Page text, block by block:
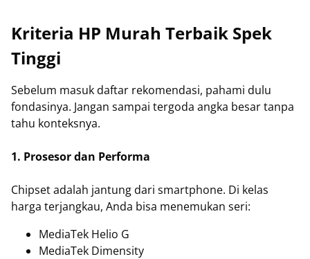
Kriteria HP Murah Terbaik Spek
Tinggi
Sebelum masuk daftar rekomendasi, pahami dulu
fondasinya. Jangan sampai tergoda angka besar tanpa
tahu konteksnya.
1. Prosesor dan Performa
Chipset adalah jantung dari smartphone. Di kelas
harga terjangkau, Anda bisa menemukan seri:
MediaTek Helio G
MediaTek Dimensity